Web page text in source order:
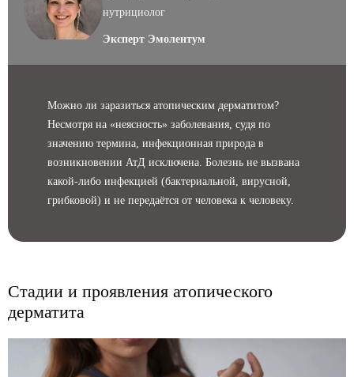
нутрициолог
Эксперт Эмолентум
Можно ли заразиться атопическим дерматитом?
Несмотря на «неясность» заболевания, судя по
значению термина, инфекционная природа в
возникновении АтД исключена. Болезнь не вызвана
какой-либо инфекцией (бактериальной, вирусной,
грибковой) и не передаётся от человека к человеку.
Стадии и проявления атопического
дерматита